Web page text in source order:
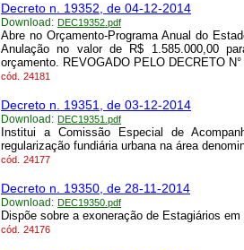
Decreto n. 19352, de 04-12-2014
Download: DEC19352.pdf
Abre no Orçamento-Programa Anual do
Anulação no valor de R$ 1.585.000,00
orçamento. REVOGADO PELO DECRETO
cód. 24181
Decreto n. 19351, de 03-12-2014
Download: DEC19351.pdf
Institui a Comissão Especial de
regularização fundiária urbana na área
cód. 24177
Decreto n. 19350, de 28-11-2014
Download: DEC19350.pdf
Dispõe sobre a exoneração de Estagiários
cód. 24176